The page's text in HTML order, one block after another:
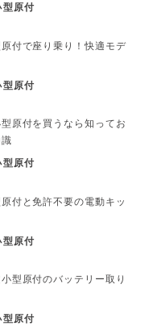
型原付
原付で座り乗り！快適モデ
型原付
原付を買うなら知ってお
型原付
付と免許不要の電動キッ
型原付
型原付のバッテリー取り
型原付